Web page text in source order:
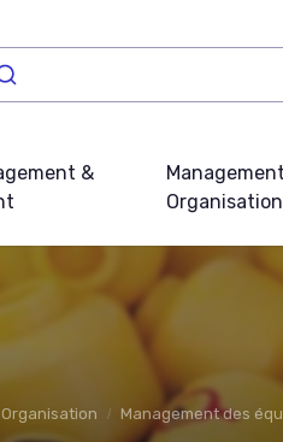
&
Organisation
Management des